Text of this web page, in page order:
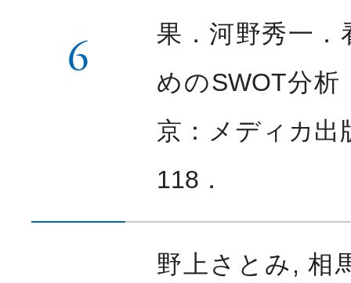
6
果．河野秀一．
めのSWOT分析
京：メディカ出
118．
野上さとみ, 相